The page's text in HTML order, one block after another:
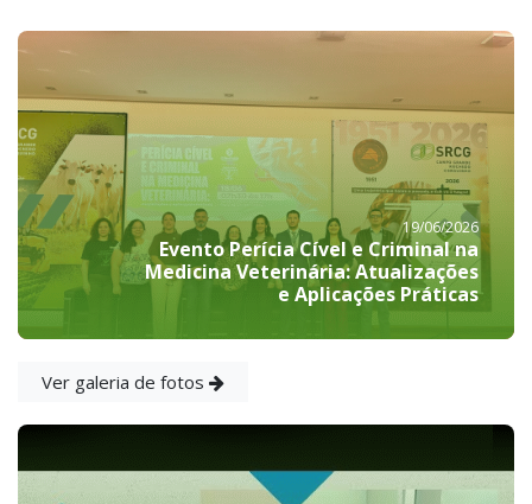
19/06/2026
Evento Perícia Cível e Criminal na
Medicina Veterinária: Atualizações
e Aplicações Práticas
Ver galeria de fotos